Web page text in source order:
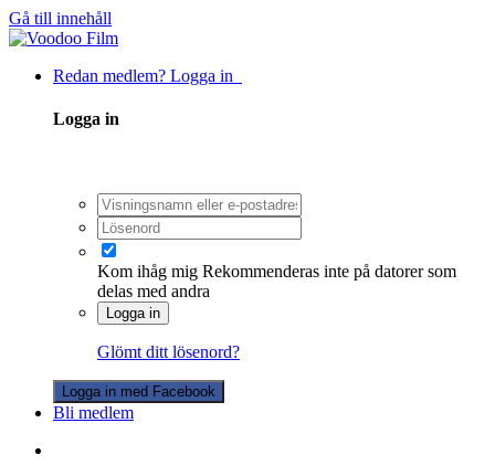
Gå till innehåll
Redan medlem? Logga in
Logga in
Kom ihåg mig Rekommenderas inte på datorer som
delas med andra
Logga in
Glömt ditt lösenord?
Logga in med Facebook
Bli medlem